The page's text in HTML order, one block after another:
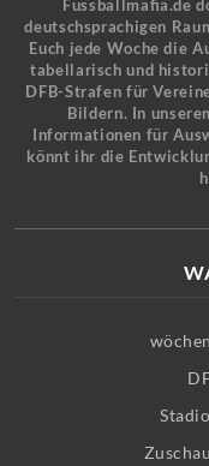
Fussballmafia.de
deutschsprachigen
Euch jede Woche die
tabellarisch und
DFB-Strafen für
Bildern. In
Informationen für
könnt ihr die